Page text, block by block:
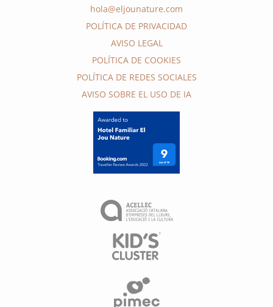
hola@eljounature.com
POLÍTICA DE PRIVACIDAD
AVISO LEGAL
POLÍTICA DE COOKIES
POLÍTICA DE REDES SOCIALES
AVISO SOBRE EL USO DE IA